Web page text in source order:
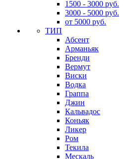
1500 - 3000 руб.
3000 - 5000 руб.
от 5000 руб.
ТИП
Абсент
Арманьяк
Бренди
Вермут
Виски
Водка
Граппа
Джин
Кальвадос
Коньяк
Ликер
Ром
Текила
Мескаль